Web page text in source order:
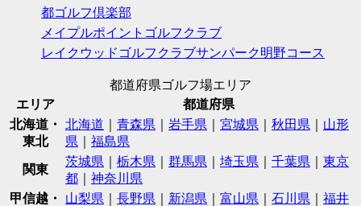
都ゴルフ倶楽部
メイプルポイントゴルフクラブ
レイクウッドゴルフクラブサンパーク明野コース
都道府県ゴルフ場エリア
エリア
都道府県
北海道・
東北
北海道 青森県 岩手県 宮城県 秋田県
山形
県
福島県
関東
茨城県 栃木県 群馬県 埼玉県 千葉県
東京
都
神奈川県
甲信越・
山梨県 長野県 新潟県 富山県 石川県
福井